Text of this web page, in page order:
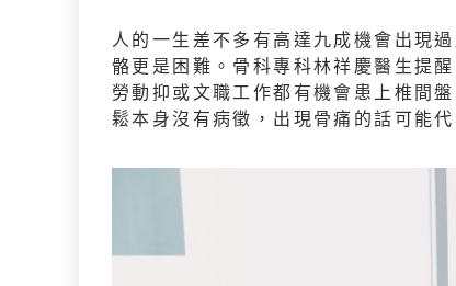
人的一生差不多有高達九成機會出現
骼更是困難。骨科專科林祥慶醫生提
勞動抑或文職工作都有機會患上椎間
鬆本身沒有病徵，出現骨痛的話可能